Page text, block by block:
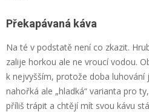
Překapávaná káva
Na té v podstatě není co zkazit.
zalije horkou ale ne vroucí vodou.
k nejvyšším, protože doba luhování
nahořká ale „hladká“ varianta pro
příliš trápit a chtějí mít svou kávu